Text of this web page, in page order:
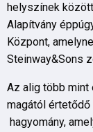
helyszínek
Alapítvány
Központ,
Steinway&Sons
Az alig több
magától értetődő
hagyomány,